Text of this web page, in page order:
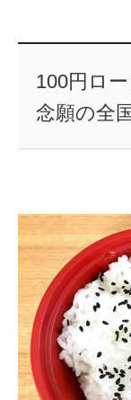
100円ロ
念願の全